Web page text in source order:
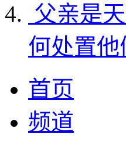
父亲是
何处置他
首页
频道